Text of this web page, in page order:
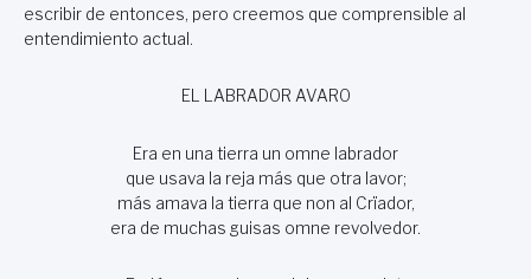
escribir de entonces, pero creemos que comprensible al
entendimiento actual.
EL LABRADOR AVARO
Era en una tierra un omne labrador
que usava la reja más que otra lavor;
más amava la tierra que non al Crïador,
era de muchas guisas omne revolvedor.